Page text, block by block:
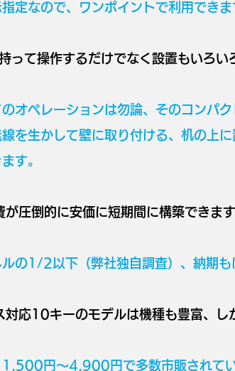
定なので、ワンポイントで利用できま
って操作するだけでなく設置もいろい
オペレーションは勿論、そのコンパ
かして壁に取り付ける、机の上に
。
が圧倒的に安価に短期間に構築できます
ルの1/2以下（弊社独自調査）、納期も
対応10キーのモデルは機種も豊富、し
円～4,900円で多数市販されてい